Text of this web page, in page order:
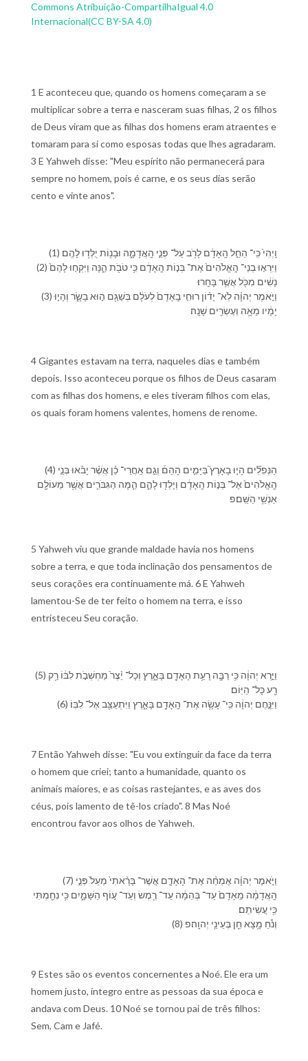
Commons Atribuição-CompartilhaIgual 4.0
Internacional(CC BY-SA 4.0)
1 E aconteceu que, quando os homens começaram a se
multiplicar sobre a terra e nasceram suas filhas, 2 os filhos
de Deus viram que as filhas dos homens eram atraentes e
tomaram para si como esposas todas que lhes agradaram.
3 E Yahweh disse: "Meu espírito não permanecerá para
sempre no homem, pois é carne, e os seus dias serão
cento e vinte anos".
(1) וַֽ⁠יְהִי֙ כִּֽי־ הֵחֵ֣ל הָֽ⁠אָדָ֔ם לָ⁠רֹ֖ב עַל־ פְּנֵ֣י הָֽ⁠אֲדָמָ֑ה וּ⁠בָנ֖וֹת יֻלְּד֥וּ לָ⁠הֶֽם׃
(2) וַ⁠יִּרְא֤וּ בְנֵי־ הָֽ⁠אֱלֹהִים֙ אֶת־ בְּנ֣וֹת הָֽ⁠אָדָ֔ם כִּ֥י טֹבֹ֖ת הֵ֑נָּה וַ⁠יִּקְח֤וּ לָ⁠הֶם֙
נָשִׁ֔ים מִ⁠כֹּ֖ל אֲשֶׁ֥ר בָּחָֽרוּ׃
(3) וַ⁠יֹּ֣אמֶר יְהוָ֗ה לֹֽא־ יָד֨וֹן רוּחִ֤⁠י בָֽ⁠אָדָם֙ לְ⁠עֹלָ֔ם בְּ⁠שַׁ⁠גַּ֖ם ה֣וּא בָשָׂ֑ר וְ⁠הָי֣וּ
יָמָ֔י⁠ו מֵאָ֥ה וְ⁠עֶשְׂרִ֖ים שָׁנָֽה׃
4 Gigantes estavam na terra, naqueles dias e também
depois. Isso aconteceu porque os filhos de Deus casaram
com as filhas dos homens, e eles tiveram filhos com elas,
os quais foram homens valentes, homens de renome.
(4) הַ⁠נְּפִלִ֞ים הָי֣וּ בָ⁠אָרֶץ֮ בַּ⁠יָּמִ֣ים הָ⁠הֵם֒ וְ⁠גַ֣ם אַֽחֲרֵי־ כֵ֗ן אֲשֶׁ֨ר יָבֹ֜אוּ בְּנֵ֤י
הָֽ⁠אֱלֹהִים֙ אֶל־ בְּנ֣וֹת הָֽ⁠אָדָ֔ם וְ⁠יָלְד֖וּ לָ⁠הֶ֑ם הֵ֧מָּה הַ⁠גִּבֹּרִ֛ים אֲשֶׁ֥ר מֵ⁠עוֹלָ֖ם
אַנְשֵׁ֥י הַ⁠שֵּֽׁם׃פ
5 Yahweh viu que grande maldade havia nos homens
sobre a terra, e que toda inclinação dos pensamentos de
seus corações era continuamente má. 6 E Yahweh
lamentou-Se de ter feito o homem na terra, e isso
entristeceu Seu coração.
(5) וַ⁠יַּ֣רְא יְהוָ֔ה כִּ֥י רַבָּ֛ה רָעַ֥ת הָ⁠אָדָ֖ם בָּ⁠אָ֑רֶץ וְ⁠כָל־ יֵ֨צֶר֙ מַחְשְׁבֹ֣ת לִבּ֔⁠וֹ רַ֥ק
רַ֖ע כָּל־ הַ⁠יּֽוֹם׃
(6) וַ⁠יִּנָּ֣חֶם יְהוָ֔ה כִּֽי־ עָשָׂ֥ה אֶת־ הָֽ⁠אָדָ֖ם בָּ⁠אָ֑רֶץ וַ⁠יִּתְעַצֵּ֖ב אֶל־ לִבּֽ⁠וֹ׃
7 Então Yahweh disse: "Eu vou extinguir da face da terra
o homem que criei; tanto a humanidade, quanto os
animais maiores, e as coisas rastejantes, e as aves dos
céus, pois lamento de tê-los criado". 8 Mas Noé
encontrou favor aos olhos de Yahweh.
(7) וַ⁠יֹּ֣אמֶר יְהוָ֗ה אֶמְחֶ֨ה אֶת־ הָ⁠אָדָ֤ם אֲשֶׁר־ בָּרָ֨אתִי֙ מֵ⁠עַל֙ פְּנֵ֣י
הָֽ⁠אֲדָמָ֔ה מֵֽ⁠אָדָם֙ עַד־ בְּהֵמָ֔ה עַד־ רֶ֖מֶשׂ וְ⁠עַד־ ע֣וֹף הַ⁠שָּׁמָ֑יִם כִּ֥י נִחַ֖מְתִּי
כִּ֥י עֲשִׂיתִֽ⁠ם׃
(8) וְ⁠נֹ֕חַ מָ֥צָא חֵ֖ן בְּ⁠עֵינֵ֥י יְהוָֽה׃פ
9 Estes são os eventos concernentes a Noé. Ele era um
homem justo, íntegro entre as pessoas da sua época e
andava com Deus. 10 Noé se tornou pai de três filhos:
Sem, Cam e Jafé.